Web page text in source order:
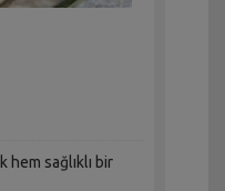
sağlıklı bir